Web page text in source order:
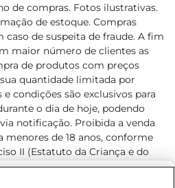
de compras. Fotos ilustrativas.
de estoque. Compras
caso de suspeita de fraude. A fim
maior número de clientes as
de produtos com preços
quantidade limitada por
condições são exclusivos para
o dia de hoje, podendo
notificação. Proibida a venda
menores de 18 anos, conforme
II (Estatuto da Criança e do
exclusivos para o